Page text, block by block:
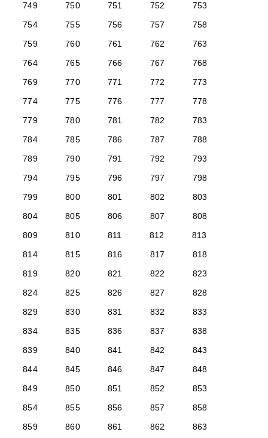
749
750 751 752
753
754
755 756 757
758
759
760 761 762
763
764
765 766 767
768
769
770 771 772
773
774
775 776 777
778
779
780 781 782
783
784
785 786 787
788
789
790 791 792
793
794
795 796 797
798
799
800 801 802
803
804
805 806 807
808
809
810 811 812
813
814
815 816 817
818
819
820 821 822
823
824
825 826 827
828
829
830 831 832
833
834
835 836 837
838
839
840 841 842
843
844
845 846 847
848
849
850 851 852
853
854
855 856 857
858
859
860 861 862
863